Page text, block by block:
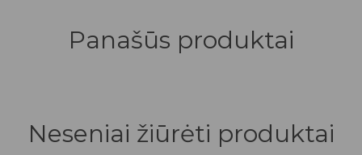
Panašūs produktai
Neseniai žiūrėti produktai